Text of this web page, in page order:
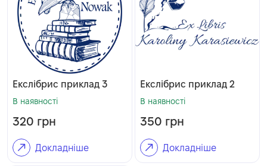
Екслібрис приклад 3
В наявності
320 грн
Докладніше
Екслібрис приклад 2
В наявності
350 грн
Докладніше